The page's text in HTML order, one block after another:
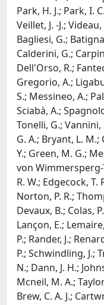
Park, H. J.; Park, I.
Veillet, J. -J.;
Bagliesi, G.;
Calderini, G.;
Dell'Orso, R.;
Gregorio, A.;
S.; Messineo, A.;
Sciabà, A.;
Tonelli, G.; Vannini,
G. A.; Bryant, L. M.;
Y.; Green, M. G.;
von Wimmersperg-
R. W.; Edgecock, T.
Norton, P. R.;
Devaux, B.; Colas,
Lançon, E.;
P.; Rander, J.;
P.; Schwindling, J.;
N.; Dann, J. H.;
Mcneil, M. A.;
Brew, C. A. J.;